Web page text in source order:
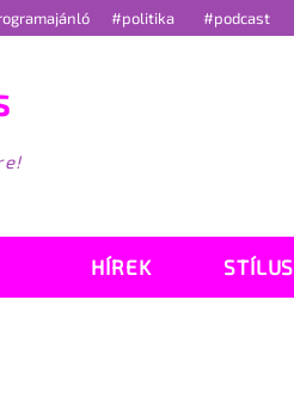
#politika #podcast
HÍREK STÍLUS